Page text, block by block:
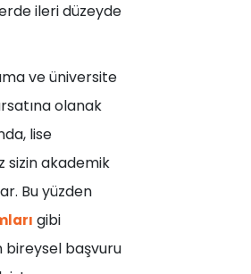
ileri düzeyde
ve üniversite
olanak
lise
sizin akademik
Bu yüzden
gibi
bireysel başvuru